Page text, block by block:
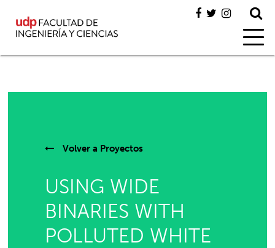
Volver a Proyectos
USING WIDE
BINARIES WITH
POLLUTED WHITE